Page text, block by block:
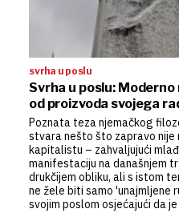
svrha u poslu
Svrha u poslu:
od proizvoda svojega
Poznata teza njemačkog
stvara nešto što zapravo nije
kapitalistu – zahvaljujući
manifestaciju na današnjem
drukčijem obliku, ali s istom
ne žele biti samo 'unajmljene
svojim poslom osjećajući da